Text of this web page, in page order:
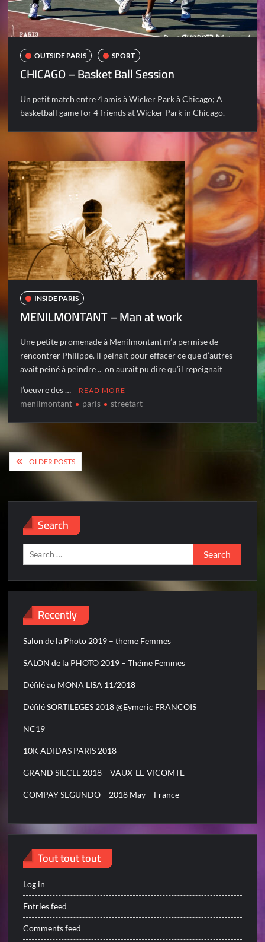
OUTSIDE PARIS SPORT
CHICAGO – Basket Ball Session
Un petit match entre 4 amis à Wicker Park à Chicago; A
basketball game for 4 friends at Wicker Park in Chicago.
INSIDE PARIS
MENILMONTANT – Man at work
Une petite promenade à Menilmontant m’a permise de
rencontrer Philippe. Il peinait pour effacer ce que d’autres
avait peiné à peindre .. on aurait pu dire qu’il repeignait
l’oeuvre des … READ MORE
menilmontant paris streetart
Posts
navigation
OLDER POSTS
Search
Search
for:
Recently
Salon de la Photo 2019 – theme Femmes
SALON de la PHOTO 2019 – Théme Femmes
Défilé au MONA LISA 11/2018
Défilé SORTILEGES 2018 @Eymeric FRANCOIS
NC19
10K ADIDAS PARIS 2018
GRAND SIECLE 2018 – VAUX-LE-VICOMTE
COMPAY SEGUNDO – 2018 May – France
Tout tout tout
Log in
Entries feed
Comments feed